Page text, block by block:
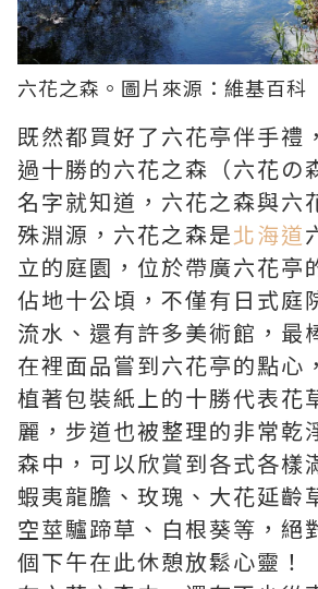
六花之森。圖片來源： 維基百科
既然都買好了六花亭伴手禮
過十勝的六花之森（六花の
名字就知道，六花之森與六
殊淵源，六花之森是北海道
立的庭園，位於帶廣六花亭
佔地十公頃，不僅有日式庭
流水、還有許多美術館，最
在裡面品嘗到六花亭的點心
植著包裝紙上的十勝代表花
麗，步道也被整理的非常乾
森中，可以欣賞到各式各樣
蝦夷龍膽、玫瑰、大花延齡
空莖驢蹄草、白根葵等，絕
個下午在此休憩放鬆心靈！